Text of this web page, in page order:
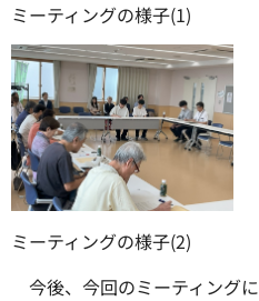
ミーティングの様子(1)
ミーティングの様子(2)
今後、今回のミーティング